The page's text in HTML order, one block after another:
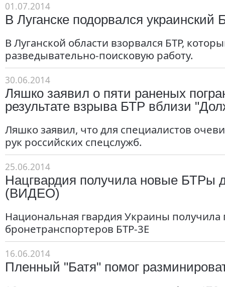
01.07.2014
В Луганске подорвался украинский
В Луганской области взорвался БТР,
разведывательно-поисковую работу.
30.06.2014
Ляшко заявил о пяти раненых
результате взрыва БТР вблизи
Ляшко заявил, что для специалистов
рук российских спецслужб.
25.06.2014
Нацгвардия получила новые БТРы
(ВИДЕО)
Национальная гвардия Украины получила
бронетранспортеров БТР-3Е
16.06.2014
Пленный "Батя" помог